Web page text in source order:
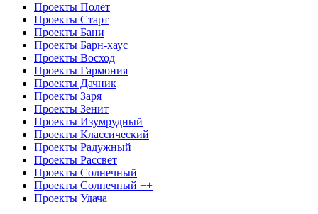
Проекты Полёт
Проекты Старт
Проекты Бани
Проекты Барн-хаус
Проекты Восход
Проекты Гармония
Проекты Дачник
Проекты Заря
Проекты Зенит
Проекты Изумрудный
Проекты Классический
Проекты Радужный
Проекты Рассвет
Проекты Солнечный
Проекты Солнечный ++
Проекты Удача